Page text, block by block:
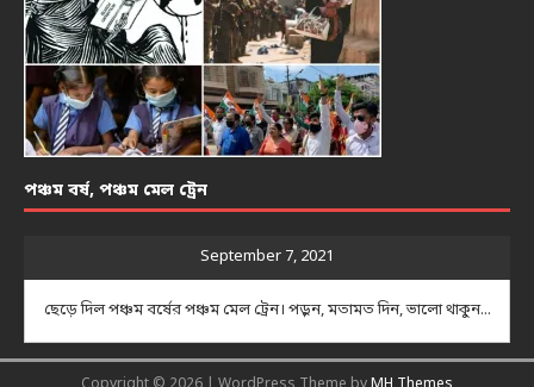
পঞ্চম বর্ষ, পঞ্চম মেল ট্রেন
September 7, 2021
ছেড়ে দিল পঞ্চম বর্ষের পঞ্চম মেল ট্রেন। পড়ুন, মতামত দিন, ভালো থাকুন...